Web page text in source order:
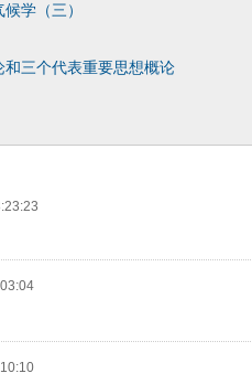
学（三）
三个代表重要思想概论